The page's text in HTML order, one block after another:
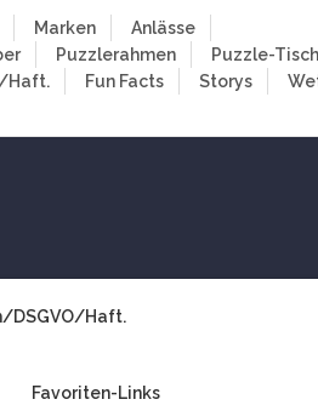
Marken
Anlässe
Puzzlerahmen Puzzle-
Haft.
Fun Facts Storys
DSGVO/Haft.
Favoriten-Links